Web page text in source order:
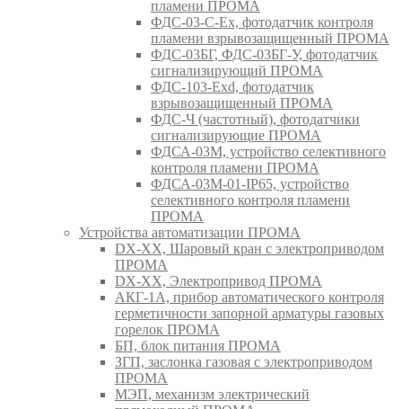
пламени ПРОМА
ФДС-03-С-Ex, фотодатчик контроля
пламени взрывозащищенный ПРОМА
ФДС-03БГ, ФДС-03БГ-У, фотодатчик
сигнализирующий ПРОМА
ФДС-103-Ехd, фотодатчик
взрывозащищенный ПРОМА
ФДС-Ч (частотный), фотодатчики
сигнализирующие ПРОМА
ФДСА-03М, устройство селективного
контроля пламени ПРОМА
ФДСА-03М-01-IP65, устройство
селективного контроля пламени
ПРОМА
Устройства автоматизации ПРОМА
DX-XX, Шаровый кран c электроприводом
ПРОМА
DX-XX, Электропривод ПРОМА
АКГ-1А, прибор автоматического контроля
герметичности запорной арматуры газовых
горелок ПРОМА
БП, блок питания ПРОМА
ЗГП, заслонка газовая с электроприводом
ПРОМА
МЭП, механизм электрический